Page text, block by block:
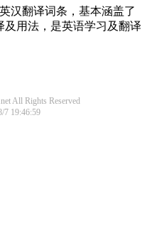
汉翻译词条，基本涵盖了
用法，是英语学习及翻译
All Rights Reserved
7 19:46:59